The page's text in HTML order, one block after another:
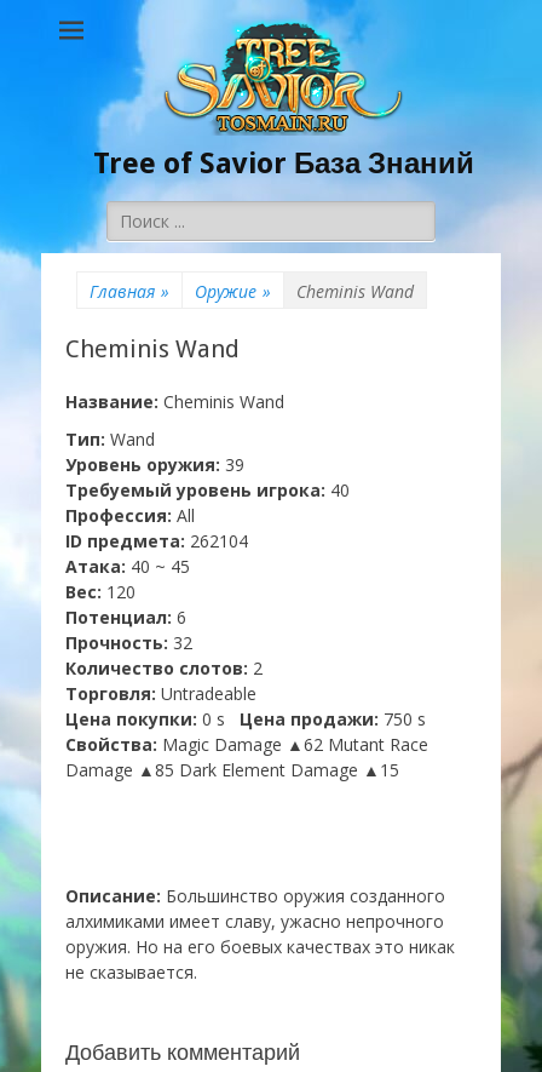
Tree of Savior База Знаний
Поиск:
Главная » Оружие » Cheminis Wand
Cheminis Wand
Название: Cheminis Wand
Тип: Wand
Уровень оружия: 39
Требуемый уровень игрока: 40
Профессия: All
ID предмета: 262104
Атака: 40 ~ 45
Вес: 120
Потенциал: 6
Прочность: 32
Количество слотов: 2
Торговля: Untradeable
Цена покупки: 0 s Цена продажи: 750 s
Свойства: Magic Damage ▲62 Mutant Race
Damage ▲85 Dark Element Damage ▲15
Описание: Большинство оружия созданного
алхимиками имеет славу, ужасно непрочного
оружия. Но на его боевых качествах это никак
не сказывается.
Добавить комментарий